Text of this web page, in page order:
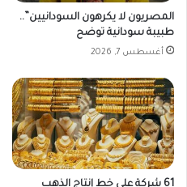
المصريون لا يكرهون السودانيين”..
طبيبة سودانية توضح
أغسطس 7, 2026
61 شركة على خط إنتاج الذهب